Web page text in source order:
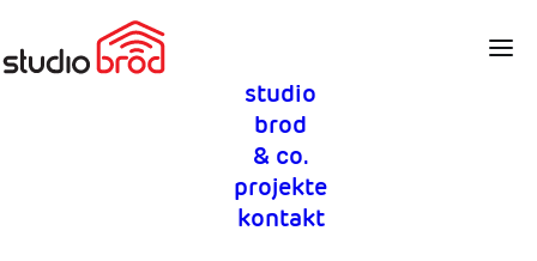
studio
brod
& co.
projekte
kontakt
impressum